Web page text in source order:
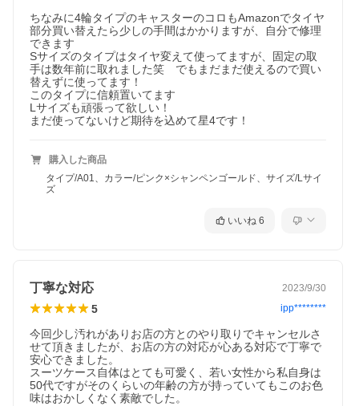
ちなみに4輪タイプのキャスターのコロもAmazonでタイヤ
部分買い替えたら少しの手間はかかりますが、自分で修理
できます
Sサイズのタイプはタイヤ変えて使ってますが、固定の取
手は数年前に取れました笑　でもまだまだ使えるので買い
替えずに使ってます！
このタイプに信頼置いてます
Lサイズも頑張って欲しい！
まだ使ってないけど期待を込めて星4です！
購入した商品
タイプ/A01、カラー/ピンク×シャンペンゴールド、サイズ/Lサイ
ズ
いいね 6
丁寧な対応 2023/9/30
5 ipp********
今回少し汚れがありお店の方とのやり取りでキャンセルさ
せて頂きましたが、お店の方の対応が心ある対応で丁寧で
安心できました。
スーツケース自体はとても可愛く、若い女性から私自身は
50代ですがそのくらいの年齢の方が持っていてもこのお色
味はおかしくなく素敵でした。